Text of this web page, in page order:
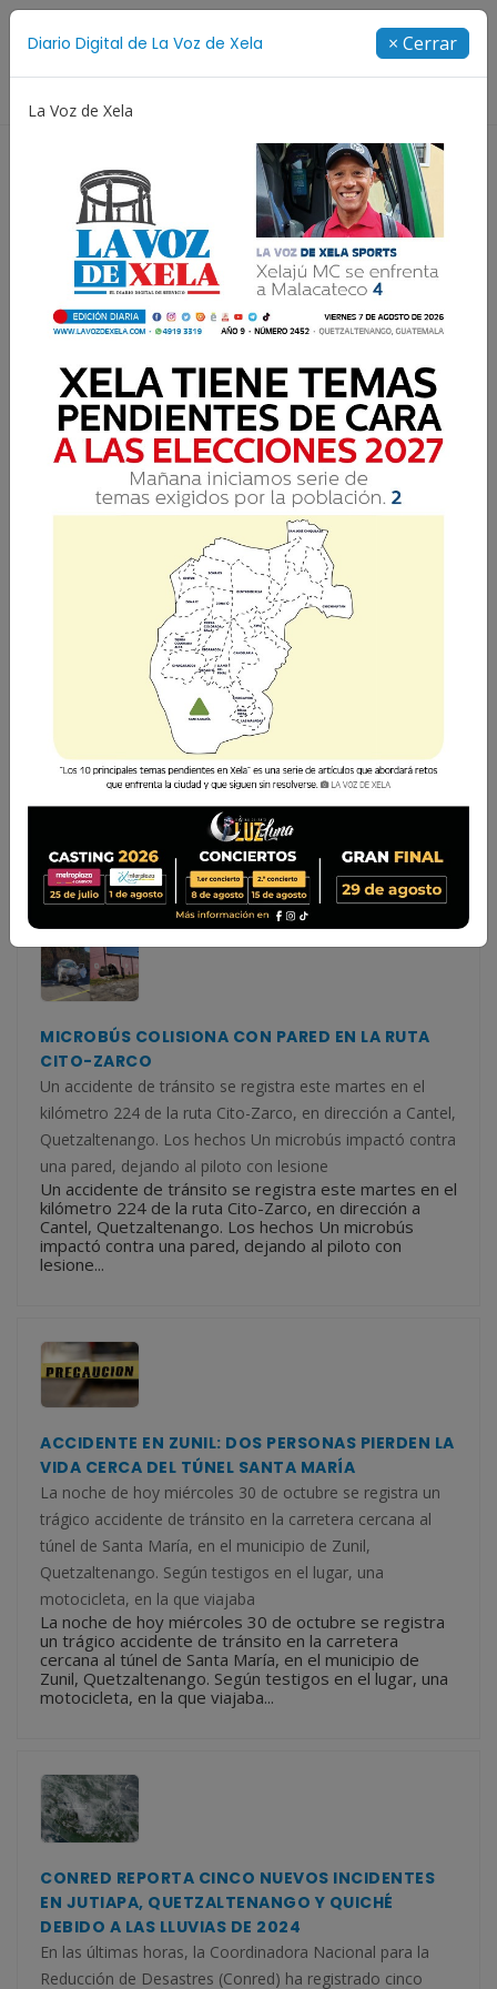
Diario Digital de La Voz de Xela × Cerrar
La Voz de Xela
Resultados para: Cito-Zarco
CIV HABILITA PASO PROVISIONAL EN RUTA CITO-
ZARCO TRAS COLAPSO
La Dirección General de Caminos, del Ministerio de
Comunicaciones, Infraestructura y Vivienda (CIV), ejecuta
trabajos de emergencia en el kilómetro 189 de la ruta
Cito Zarco, en Santa Cruz Muluá, Retalhuleu, donde un
socavamien
La Dirección General de Caminos, del Ministerio de
Comunicaciones, Infraestructura y Vivienda (CIV),
ejecuta trabajos de emergencia en el kilómetro 189
de la ruta Cito Zarco, en Santa Cruz Muluá, Retalhuleu,
donde un socavamien...
MICROBÚS COLISIONA CON PARED EN LA RUTA
CITO-ZARCO
Un accidente de tránsito se registra este martes en el
kilómetro 224 de la ruta Cito-Zarco, en dirección a Cantel,
Quetzaltenango. Los hechos Un microbús impactó contra
una pared, dejando al piloto con lesione
Un accidente de tránsito se registra este martes en el
kilómetro 224 de la ruta Cito-Zarco, en dirección a
Cantel, Quetzaltenango. Los hechos Un microbús
impactó contra una pared, dejando al piloto con
lesione...
ACCIDENTE EN ZUNIL: DOS PERSONAS PIERDEN LA
VIDA CERCA DEL TÚNEL SANTA MARÍA
La noche de hoy miércoles 30 de octubre se registra un
trágico accidente de tránsito en la carretera cercana al
túnel de Santa María, en el municipio de Zunil,
Quetzaltenango. Según testigos en el lugar, una
motocicleta, en la que viajaba
La noche de hoy miércoles 30 de octubre se registra
un trágico accidente de tránsito en la carretera
cercana al túnel de Santa María, en el municipio de
Zunil, Quetzaltenango. Según testigos en el lugar, una
motocicleta, en la que viajaba...
CONRED REPORTA CINCO NUEVOS INCIDENTES
EN JUTIAPA, QUETZALTENANGO Y QUICHÉ
DEBIDO A LAS LLUVIAS DE 2024
En las últimas horas, la Coordinadora Nacional para la
Reducción de Desastres (Conred) ha registrado cinco